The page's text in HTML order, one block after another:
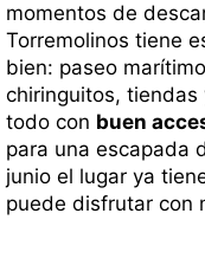
momentos de
Torremolinos tiene
bien: paseo
chiringuitos,
todo con buen
para una escapada
junio el lugar ya
puede disfrutar con